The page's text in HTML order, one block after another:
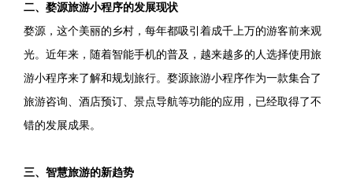
二、婺源旅游小程序的发展现状
婺源，这个美丽的乡村，每年都吸引着成千上万的游客前来观
光。近年来，随着智能手机的普及，越来越多的人选择使用旅
游小程序来了解和规划旅行。婺源旅游小程序作为一款集合了
旅游咨询、酒店预订、景点导航等功能的应用，已经取得了不
错的发展成果。
三、智慧旅游的新趋势